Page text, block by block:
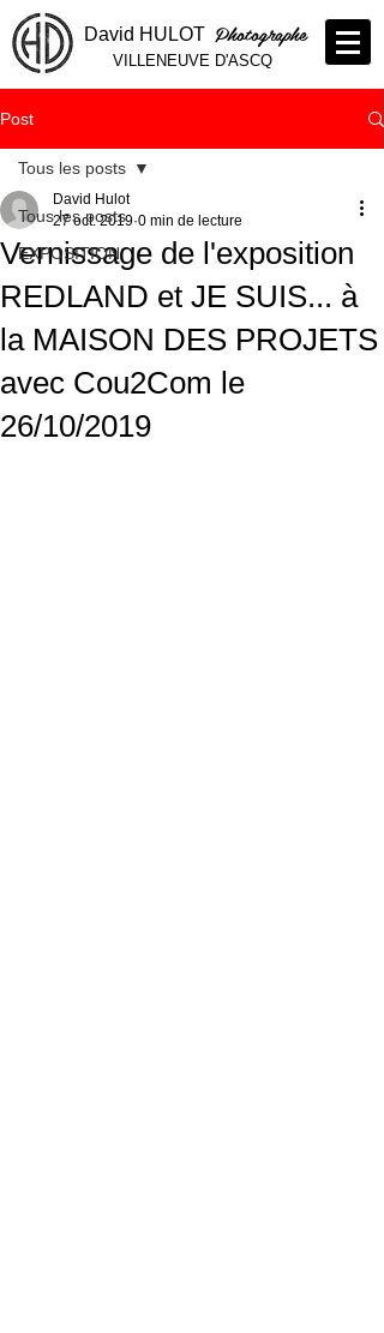
David HULOT Photographe
VILLENEUVE D'ASCQ
Post
Tous les posts
EXPOSITION
Tous les posts
Vernissage de l'exposition
REDLAND et JE SUIS... à
la MAISON DES PROJETS
avec Cou2Com le
26/10/2019
David Hulot
27 oct. 2019 0 min de lecture